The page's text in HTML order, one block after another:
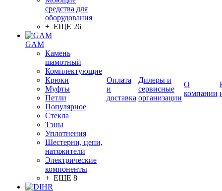
средства для
оборудования
+ ЕЩЕ 26
GAM
Камень
шамотный
Комплектующие
Крюки
Муфты
Петли
Популярное
Стекла
Тэны
Уплотнения
Шестерни, цепи,
натяжители
Электрические
компоненты
+ ЕЩЕ 8
Оплата
и
доставка
Дилеры и
сервисные
организации
О
компании